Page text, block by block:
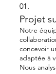
01.
Projet
Notre
concevoir
adaptée à
Nous